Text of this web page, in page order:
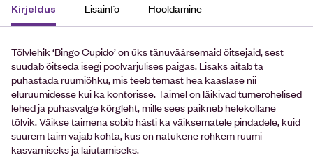
Kirjeldus Lisainfo Hooldamine
Tõlvlehik ‘Bingo Cupido’ on üks tänuväärsemaid õitsejaid, sest
suudab õitseda isegi poolvarjulises paigas. Lisaks aitab ta
puhastada ruumiõhku, mis teeb temast hea kaaslase nii
eluruumidesse kui ka kontorisse. Taimel on läikivad tumerohelised
lehed ja puhasvalge kõrgleht, mille sees paikneb helekollane
tõlvik. Väikse taimena sobib hästi ka väiksematele pindadele, kuid
suurem taim vajab kohta, kus on natukene rohkem ruumi
kasvamiseks ja laiutamiseks.